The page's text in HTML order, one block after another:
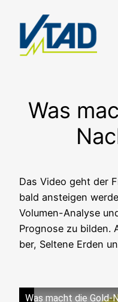
springen
Was
Das Video geht der
bald anstei­gen
Volu­men-Ana­ly­se
Pro­gno­se zu bil­den.
ber, Sel­te­ne Erden
Was macht die Gold-